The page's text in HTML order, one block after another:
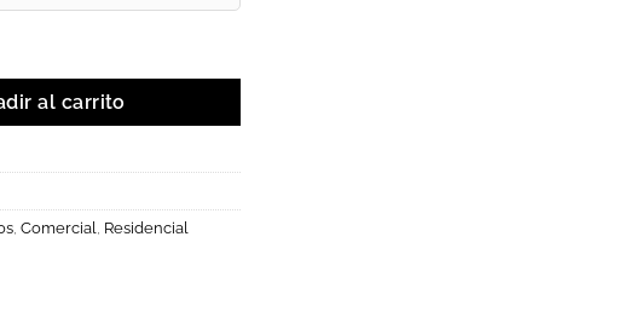
LED dimerizable 8.5W. cantidad
al carrito
Comercial Residencial